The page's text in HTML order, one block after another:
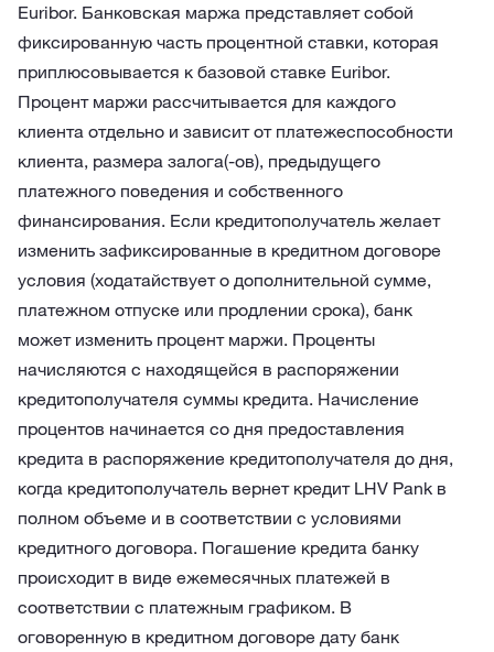
Euribor. Банковская маржа представляет собой
фиксированную часть процентной ставки, которая
приплюсовывается к базовой ставке Euribor.
Процент маржи рассчитывается для каждого
клиента отдельно и зависит от платежеспособности
клиента, размера залога(-ов), предыдущего
платежного поведения и собственного
финансирования. Если кредитополучатель желает
изменить зафиксированные в кредитном договоре
условия (ходатайствует о дополнительной сумме,
платежном отпуске или продлении срока), банк
может изменить процент маржи. Проценты
начисляются с находящейся в распоряжении
кредитополучателя суммы кредита. Начисление
процентов начинается со дня предоставления
кредита в распоряжение кредитополучателя до дня,
когда кредитополучатель вернет кредит LHV Pank в
полном объеме и в соответствии с условиями
кредитного договора. Погашение кредита банку
происходит в виде ежемесячных платежей в
соответствии с платежным графиком. В
оговоренную в кредитном договоре дату банк